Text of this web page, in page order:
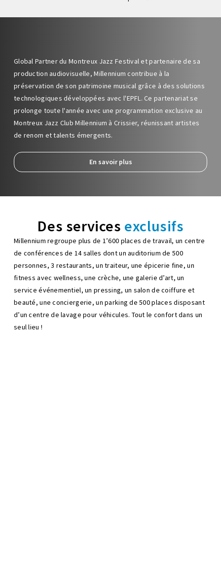
Global Partner du Montreux Jazz Festival et partenaire de sa
production audiovisuelle, Millennium contribue à la
préservation de son patrimoine musical grâce à des solutions
technologiques développées avec l'EPFL. Ce partenariat se
prolonge toute l'année avec une programmation exclusive au
Montreux Jazz Club Millennium à Crissier, réunissant artistes
de renom et talents émergents.
En savoir plus
Des services exclusifs
Millennium regroupe plus de 1’600 places de travail, un centre
de conférences de 14 salles dont un auditorium de 500
personnes, 3 restaurants, un traiteur, une épicerie fine, un
fitness avec wellness, une crèche, une galerie d’art, un
service événementiel, un pressing, un salon de coiffure et
beauté, une conciergerie, un parking de 500 places disposant
d’un centre de lavage pour véhicules. Tout le confort dans un
seul lieu !